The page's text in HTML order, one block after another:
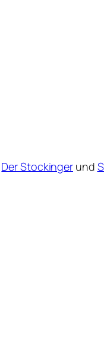
Der Stockinger und